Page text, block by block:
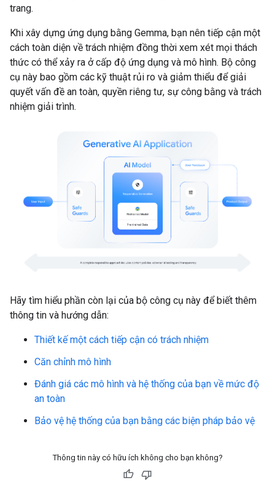
trang.
Khi xây dựng ứng dụng bằng Gemma, bạn nên tiếp cận một
cách toàn diện về trách nhiệm đồng thời xem xét mọi thách
thức có thể xảy ra ở cấp độ ứng dụng và mô hình. Bộ công
cụ này bao gồm các kỹ thuật rủi ro và giảm thiểu để giải
quyết vấn đề an toàn, quyền riêng tư, sự công bằng và trách
nhiệm giải trình.
Hãy tìm hiểu phần còn lại của bộ công cụ này để biết thêm
thông tin và hướng dẫn:
Thiết kế một cách tiếp cận có trách nhiệm
Căn chỉnh mô hình
Đánh giá các mô hình và hệ thống của bạn về mức độ
an toàn
Bảo vệ hệ thống của bạn bằng các biện pháp bảo vệ
Thông tin này có hữu ích không cho bạn không?